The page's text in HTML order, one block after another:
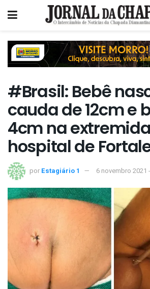
#Brasil: Bebê
cauda de 12cm e
4cm na
hospital de
por Estagiário 1 6 novembro 2021